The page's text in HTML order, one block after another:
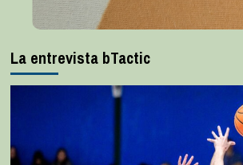
La entrevista bTactic